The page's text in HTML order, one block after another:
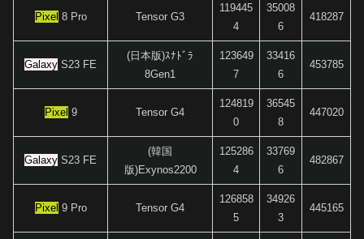
Pixel 8 Pro Tensor G3
119445
4
35008
6
418287
Galaxy S23 FE
(日本版)ｽﾅﾄﾞﾗ
8Gen1
123649
7
33416
6
453785
Pixel 9 Tensor G4
124819
0
36545
8
447020
Galaxy S23 FE
(韓国
版)Exynos2200
125286
4
33769
6
482867
Pixel 9 Pro Tensor G4
126858
5
34926
3
445165